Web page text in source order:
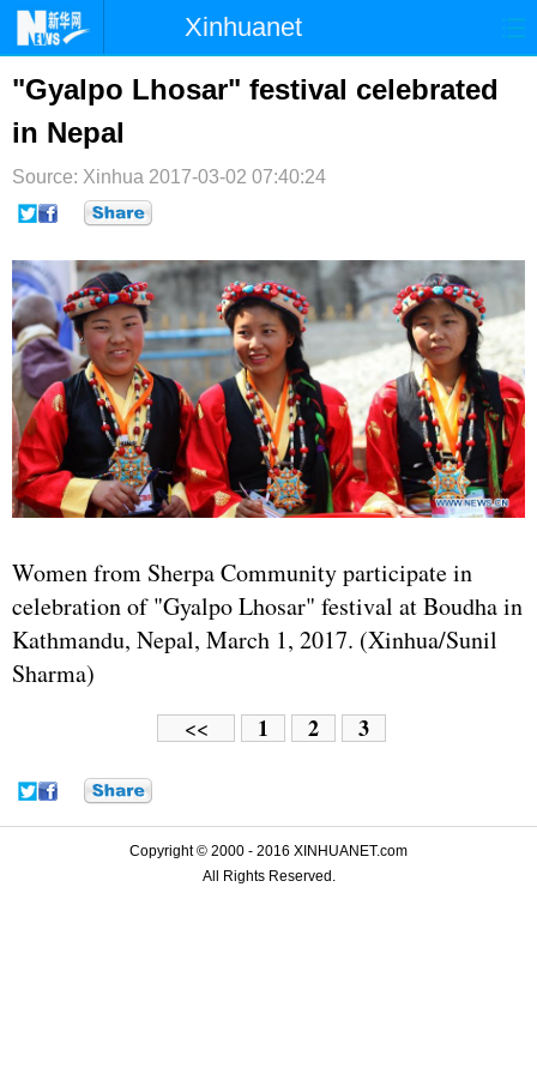
Xinhuanet
首页 国际 港澳
台湾
纪检 体育 科技
文娱
博客 微博
"Gyalpo Lhosar" festival celebrated
in Nepal
Source: Xinhua 2017-03-02 07:40:24
Women from Sherpa Community participate in
celebration of "Gyalpo Lhosar" festival at Boudha in
Kathmandu, Nepal, March 1, 2017. (Xinhua/Sunil
Sharma)
<< 1 2 3
Copyright © 2000 - 2016 XINHUANET.com
All Rights Reserved.